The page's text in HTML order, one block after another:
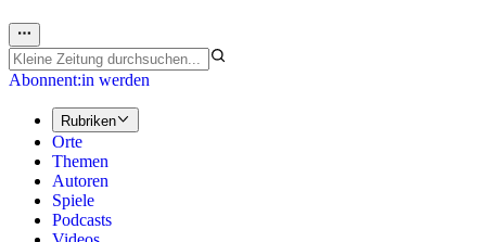
Abonnent:in werden
Rubriken
Orte
Themen
Autoren
Spiele
Podcasts